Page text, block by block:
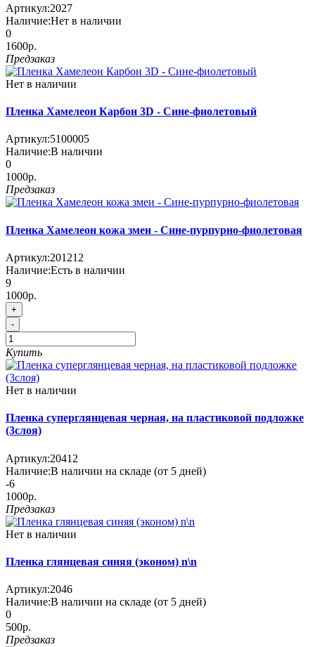
Артикул:2027
Наличие:Нет в наличии
0
1600р.
Предзаказ
Нет в наличии
Пленка Хамелеон Карбон 3D - Сине-фиолетовый
Артикул:5100005
Наличие:В наличии
0
1000р.
Предзаказ
Пленка Хамелеон кожа змеи - Сине-пурпурно-фиолетовая
Артикул:201212
Наличие:Есть в наличии
9
1000р.
+
-
Купить
Нет в наличии
Пленка суперглянцевая черная, на пластиковой подложке
(3слоя)
Артикул:20412
Наличие:В наличии на складе (от 5 дней)
-6
1000р.
Предзаказ
Нет в наличии
Пленка глянцевая синяя (эконом) n\n
Артикул:2046
Наличие:В наличии на складе (от 5 дней)
0
500р.
Предзаказ